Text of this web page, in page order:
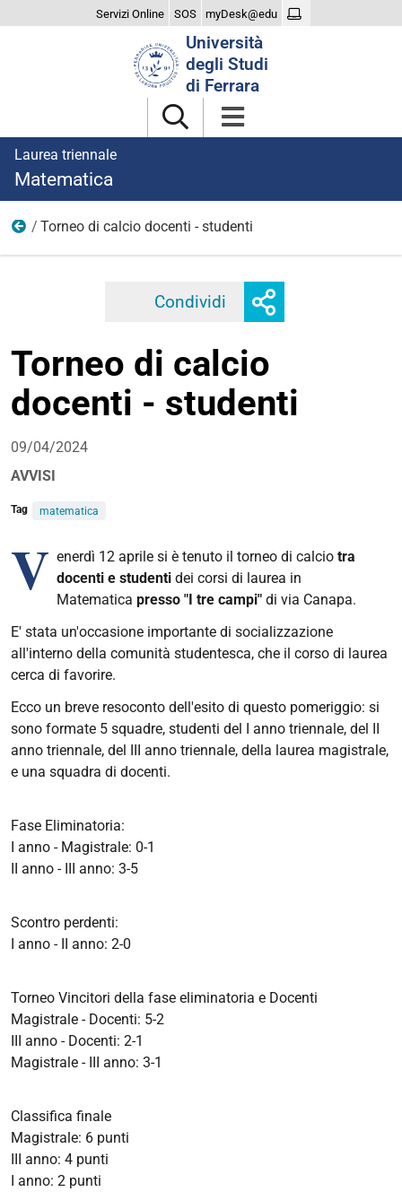
Servizi Online SOS myDesk@edu
Università
degli Studi
di Ferrara
Laurea triennale
Matematica
2024
Torneo di calcio docenti - studenti
Condividi Facebook
condivisione
Torneo di calcio
docenti - studenti
09/04/2024
AVVISI
Tag matematica
V enerdì 12 aprile si è tenuto il torneo di calcio tra
docenti e studenti dei corsi di laurea in
Matematica presso "I tre campi" di via Canapa.
E' stata un'occasione importante di socializzazione
all'interno della comunità studentesca, che il corso di laurea
cerca di favorire.
Ecco un breve resoconto dell'esito di questo pomeriggio: si
sono formate 5 squadre, studenti del I anno triennale, del II
anno triennale, del III anno triennale, della laurea magistrale,
e una squadra di docenti.
Fase Eliminatoria:
I anno - Magistrale: 0-1
II anno - III anno: 3-5
Scontro perdenti:
I anno - II anno: 2-0
Torneo Vincitori della fase eliminatoria e Docenti
Magistrale - Docenti: 5-2
III anno - Docenti: 2-1
Magistrale - III anno: 3-1
Classifica finale
Magistrale: 6 punti
III anno: 4 punti
I anno: 2 punti